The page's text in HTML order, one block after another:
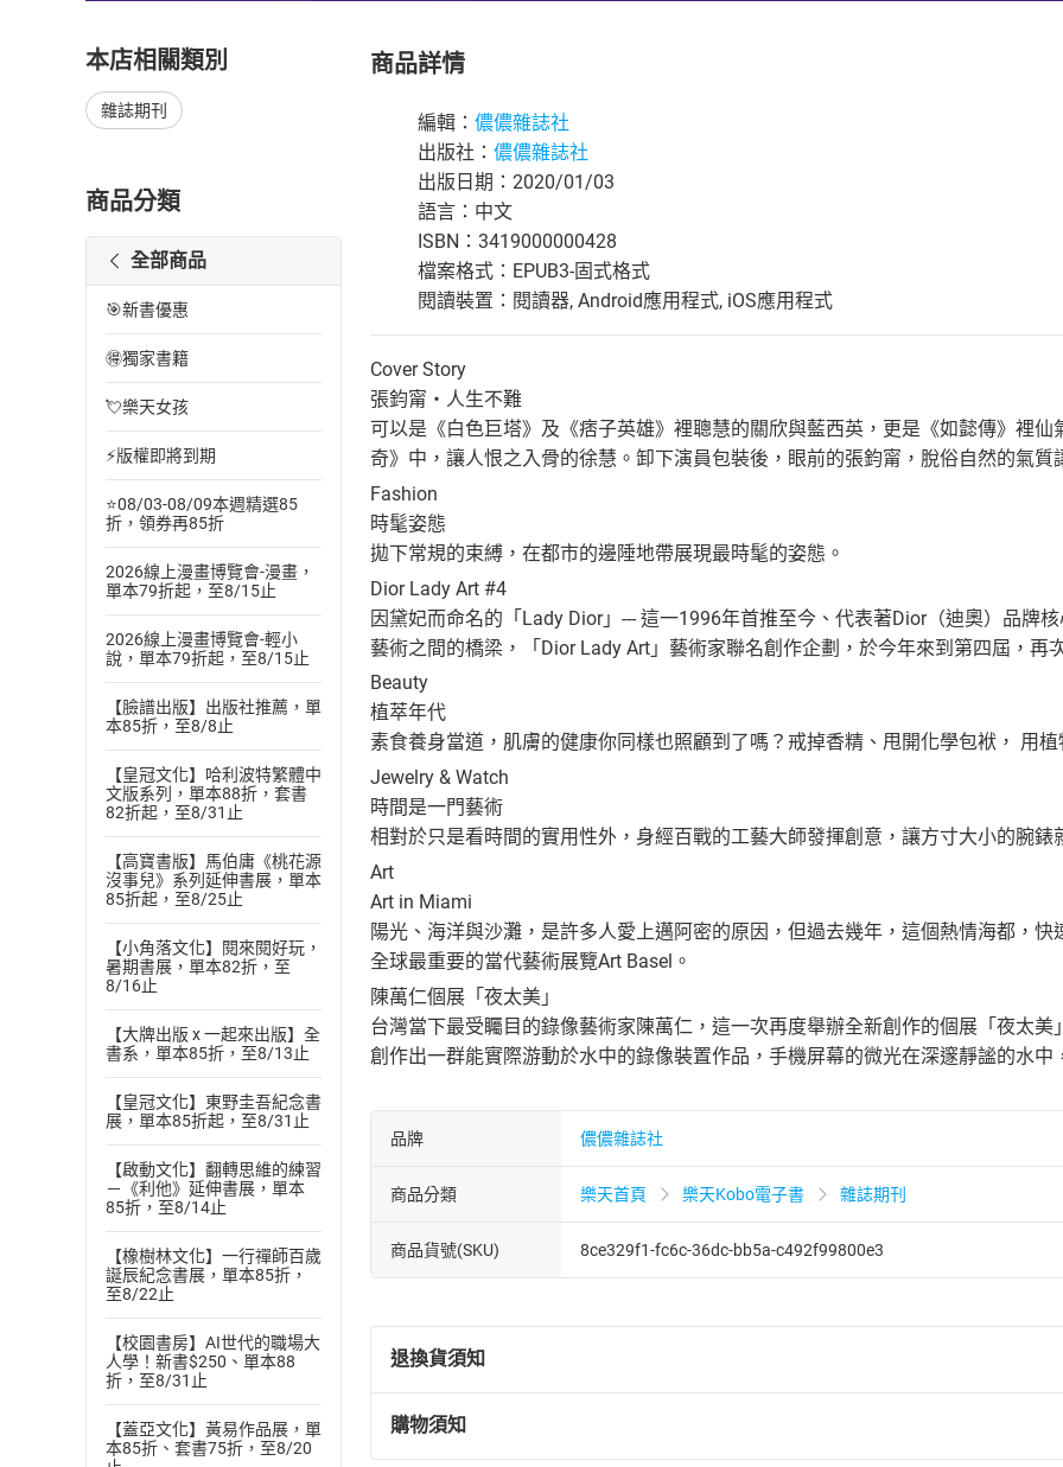
本店相關類別
雜誌期刊
商品分類
全部商品
🎯新書優惠
🉐獨家書籍
💘樂天女孩
⚡版權即將到期
⭐08/03-08/09本週精選85
折，領券再85折
2026線上漫畫博覽會-漫畫，
單本79折起，至8/15止
2026線上漫畫博覽會-輕小
說，單本79折起，至8/15止
【臉譜出版】出版社推薦，單
本85折，至8/8止
【皇冠文化】哈利波特繁體中
文版系列，單本88折，套書
82折起，至8/31止
【高寶書版】馬伯庸《桃花源
沒事兒》系列延伸書展，單本
85折起，至8/25止
【小角落文化】閱來閱好玩，
暑期書展，單本82折，至
8/16止
【大牌出版 x 一起來出版】全
書系，單本85折，至8/13止
【皇冠文化】東野圭吾紀念書
展，單本85折起，至8/31止
【啟動文化】翻轉思維的練習
－《利他》延伸書展，單本
85折，至8/14止
【橡樹林文化】一行禪師百歲
誕辰紀念書展，單本85折，
至8/22止
【校園書房】AI世代的職場大
人學！新書$250、單本88
折，至8/31止
【蓋亞文化】黃易作品展，單
本85折、套書75折，至8/20
商品詳情
編輯： 儂儂雜誌社
出版社： 儂儂雜誌社
出版日期：2020/01/03
語言：中文
ISBN：3419000000428
檔案格式：EPUB3-固式格式
閱讀裝置：閱讀器, Android應用程式, iOS應用程式
Cover Story
張鈞甯・人生不難
可以是《白色巨塔》及《痞子英雄》裡聰慧的關欣與藍西英，更是《如懿傳》裡
奇》中，讓人恨之入骨的徐慧。卸下演員包裝後，眼前的張鈞甯，脫俗自然的氣質
Fashion
時髦姿態
拋下常規的束縛，在都市的邊陲地帶展現最時髦的姿態。
Dior Lady Art #4
因黛妃而命名的「Lady Dior」--- 這一1996年首推至今、代表著Dior（迪奧）品牌
藝術之間的橋梁，「Dior Lady Art」藝術家聯名創作企劃，於今年來到第四屆，
Beauty
植萃年代
素食養身當道，肌膚的健康你同樣也照顧到了嗎？戒掉香精、甩開化學包袱， 用
Jewelry & Watch
時間是一門藝術
相對於只是看時間的實用性外，身經百戰的工藝大師發揮創意，讓方寸大小的腕
Art
Art in Miami
陽光、海洋與沙灘，是許多人愛上邁阿密的原因，但過去幾年，這個熱情海都，
全球最重要的當代藝術展覽Art Basel。
陳萬仁個展「夜太美」
台灣當下最受矚目的錄像藝術家陳萬仁，這一次再度舉辦全新創作的個展「夜太
創作出一群能實際游動於水中的錄像裝置作品，手機屏幕的微光在深邃靜謐的水
品牌 儂儂雜誌社
商品分類 樂天首頁 樂天Kobo電子書 雜誌期刊
商品貨號(SKU) 8ce329f1-fc6c-36dc-bb5a-c492f99800e3
退換貨須知
退換貨規定：
購物須知